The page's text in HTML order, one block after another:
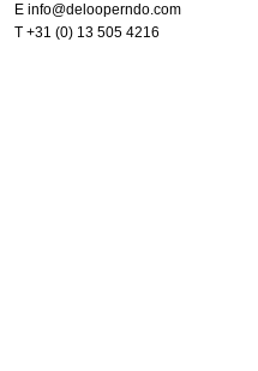
E info@delooperndo.com
T +31 (0) 13 505 4216